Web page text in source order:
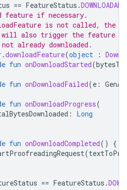
== FeatureStatus .
feature if necessary.
is not called, the
also trigger the feature to
already downloaded.
.downloadFeature(object :
fun onDownloadStarted(
fun onDownloadFailed(e :
fun onDownloadProgress(
:
Long
fun onDownloadCompleted()
{
(
== FeatureStatus .